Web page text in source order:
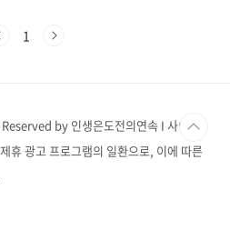
확인하는 것이 중요합니다. 월세 지원
1
by 인생은도전의연속 I 사이트
휴 광고 프로그램의 일환으로, 이에 따른